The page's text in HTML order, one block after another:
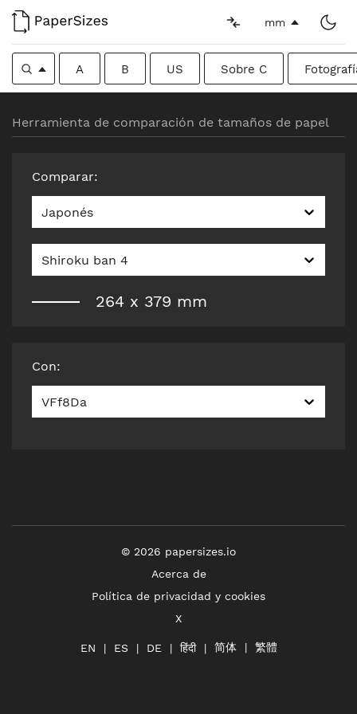
mm
A B US Sobre C
Herramienta de comparación de tamaños de papel
Comparar:
Japonés
Shiroku ban 4
264 x 379 mm
Con:
VFf8Da
© 2026 papersizes.io
Acerca de
Política de privacidad y cookies
X
EN ES DE हिंदी 简体 繁體